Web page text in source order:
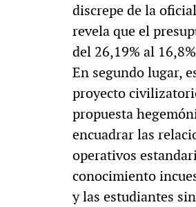
discrepe de la
revela que el
del 26,19% al
En segundo lugar,
proyecto
propuesta
encuadrar las
operativos
conocimiento
y las estudiantes